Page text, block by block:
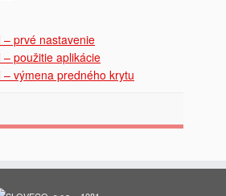
– prvé nastavenie
– použitie aplikácie
– výmena predného krytu